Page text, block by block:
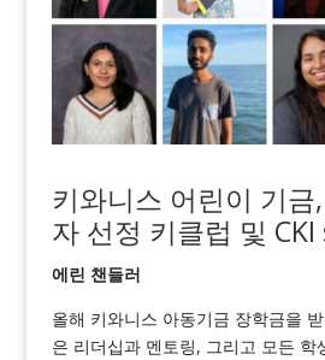
키와니스 어린이 기
자 선정 키클럽 및 CKI
에린 챈들러
올해 키와니스 아동기금 장학금을
은 리더십과 멘토링, 그리고 모든 학